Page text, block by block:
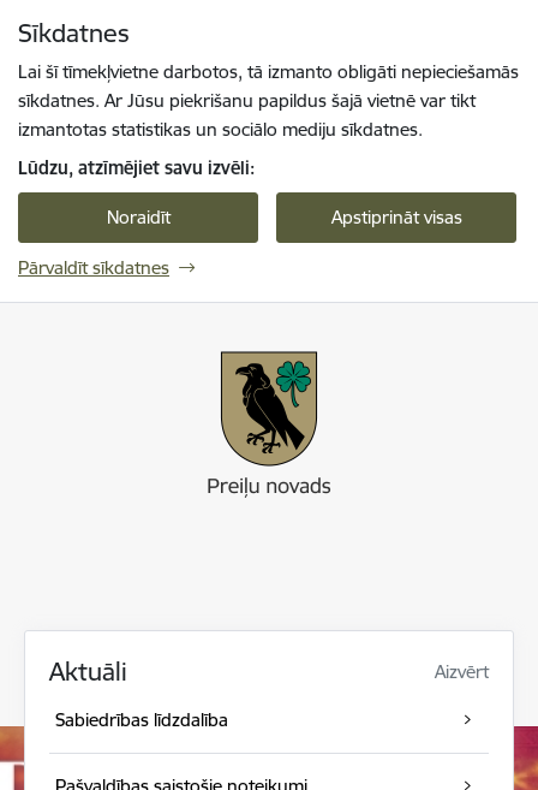
Sīkdatnes
Lai šī tīmekļvietne darbotos, tā izmanto obligāti nepieciešamās
sīkdatnes. Ar Jūsu piekrišanu papildus šajā vietnē var tikt
izmantotas statistikas un sociālo mediju sīkdatnes.
Lūdzu, atzīmējiet savu izvēli:
Noraidīt Apstiprināt visas
Pārvaldīt sīkdatnes
Aktuāli Aizvērt
Sabiedrības līdzdalība